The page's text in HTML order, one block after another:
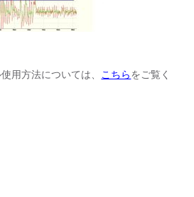
用方法については、 こちらをご覧く